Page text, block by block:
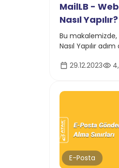
MailLB -
Nasıl Yapılır?
Bu
Nasıl Yapılır
29.12.2023
E-Posta